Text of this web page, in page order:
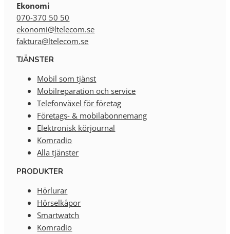
Ekonomi
070-370 50 50
ekonomi@ltelecom.se
faktura@ltelecom.se
TJÄNSTER
Mobil som tjänst
Mobilreparation och service
Telefonväxel för företag
Företags- & mobilabonnemang
Elektronisk körjournal
Komradio
Alla tjänster
PRODUKTER
Hörlurar
Hörselkåpor
Smartwatch
Komradio